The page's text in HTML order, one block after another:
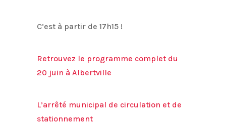
C’est à partir de 17h15 !
Retrouvez le programme complet du
20 juin à Albertville
L’arrêté municipal de circulation et de
stationnement